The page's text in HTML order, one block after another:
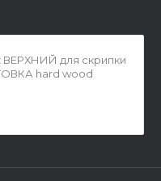
для скрипки
hard wood